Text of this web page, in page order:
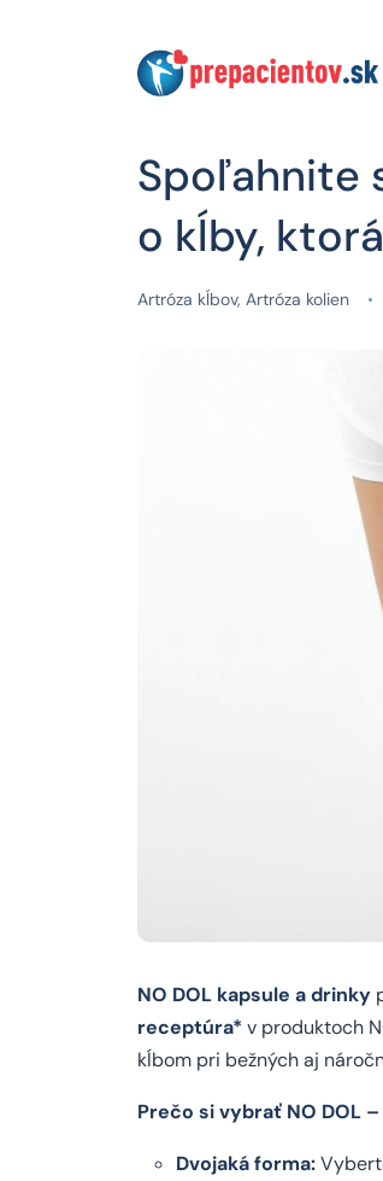
Spoľahnite
o kĺby,
Artróza kĺbov, Artróza kolien
NO DOL kapsule a drinky
receptúra* v produktoch
kĺbom pri bežných aj
Prečo si vybrať NO DOL
Dvojaká forma: